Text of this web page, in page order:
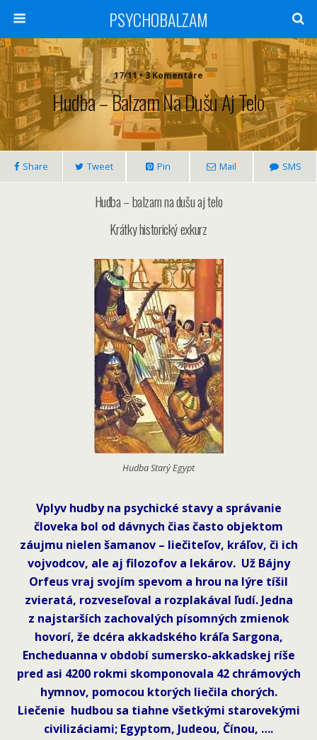
PSYCHOBALZAM
17/11 • 3 Komentáre
Hudba – Balzam Na Dušu Aj Telo
Share Tweet Pin Mail SMS
Hudba – balzam na dušu aj telo
Krátky historický exkurz
Hudba Starý Egypt
Vplyv hudby na psychické stavy a správanie
človeka bol od dávnych čias často objektom
záujmu nielen šamanov – liečiteľov, kráľov, či ich
vojvodcov, ale aj filozofov a lekárov. Už Bájny
Orfeus vraj svojím spevom a hrou na lýre tíšil
zvieratá, rozveseľoval a rozplakával ľudí. Jedna
z najstarších zachovalých písomných zmienok
hovorí, že dcéra akkadského kráľa Sargona,
Encheduanna v období sumersko-akkadskej ríše
pred asi 4200 rokmi skomponovala 42 chrámových
hymnov, pomocou ktorých liečila chorých.
Liečenie hudbou sa tiahne všetkými starovekými
civilizáciami; Egyptom, Judeou, Čínou, ….